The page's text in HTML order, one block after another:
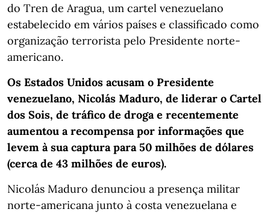
do Tren de Aragua, um cartel venezuelano
estabelecido em vários países e classificado como
organização terrorista pelo Presidente norte-
americano.
Os Estados Unidos acusam o Presidente
venezuelano, Nicolás Maduro, de liderar o Cartel
dos Sois, de tráfico de droga e recentemente
aumentou a recompensa por informações que
levem à sua captura para 50 milhões de dólares
(cerca de 43 milhões de euros).
Nicolás Maduro denunciou a presença militar
norte-americana junto à costa venezuelana e